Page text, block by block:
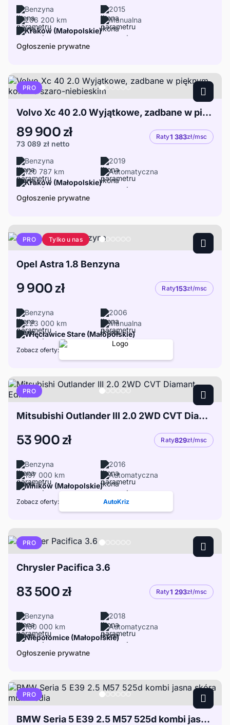
Benzyna
2015
206 200 km
Manualna
Krakow (Małopolskie)
Ogłoszenie prywatne
PRO
Volvo Xc 40 2.0 Wyjątkowe, zadbane w pięknym kolorze szaro-niebieskim
89 900 zł
73 089 zł netto
Raty1 383zł/msc
Benzyna
2019
120 787 km
Automatyczna
Kraków (Małopolskie)
Ogłoszenie prywatne
PRO Tylko u nas
Opel Astra 1.8 Benzyna
9 900 zł Raty153zł/msc
Benzyna
2006
223 000 km
Manualna
Więcławice Stare (Małopolskie)
Zobacz oferty:
PRO
Mitsubishi Outlander III 2.0 2WD CVT Diamant Edition+
53 900 zł Raty829zł/msc
Benzyna
2016
197 000 km
Automatyczna
Mników (Małopolskie)
Zobacz oferty: AutoKriz
PRO
Chrysler Pacifica 3.6
83 500 zł Raty1 293zł/msc
Benzyna
2018
160 000 km
Automatyczna
Niepołomice (Małopolskie)
Ogłoszenie prywatne
PRO
BMW Seria 5 E39 2.5 M57 525d kombi jasna skóra multimedia